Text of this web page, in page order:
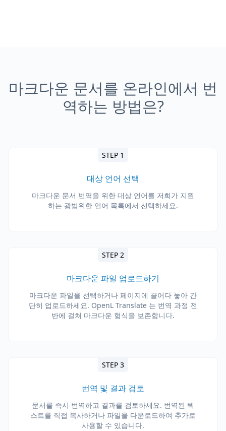
마크다운 문서를 온라인에서 번
역하는 방법은?
STEP 1
대상 언어 선택
마크다운 문서 번역을 위한 대상 언어를 저희가 지원
하는 광범위한 언어 목록에서 선택하세요.
STEP 2
마크다운 파일 업로드하기
마크다운 파일을 선택하거나 페이지에 끌어다 놓아 간
단히 업로드하세요. OpenL Translate 는 번역 과정 전
반에 걸쳐 마크다운 형식을 보존합니다.
STEP 3
번역 및 결과 검토
문서를 즉시 번역하고 결과를 검토하세요. 번역된 텍
스트를 직접 복사하거나 파일을 다운로드하여 추가로
사용할 수 있습니다.